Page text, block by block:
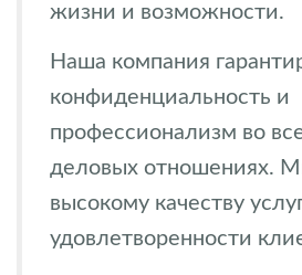
жизни и возможности.
Наша компания
конфиденциальность и
профессионализм во
деловых отношениях.
высокому качеству
удовлетворенности